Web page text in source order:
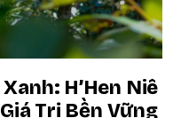
H’Hen Niê
Trị Bền Vững